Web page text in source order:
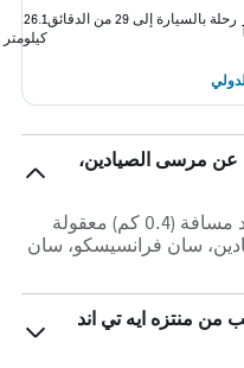
رحلة بالسيارة إلى 29 من الدقائق
26.1
كيلومتر
عن مرسى الصيادين،
هوتل زوي فيشرمانز وارف على بعد مسافة (0.4 كم) معقولة
سان فرانسيسكو، سان
منتزه ايه تي اند